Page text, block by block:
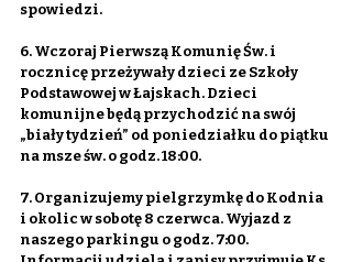
spowiedzi.
6. Wczoraj Pierwszą Komunię Św. i
rocznicę przeżywały dzieci ze Szkoły
Podstawowej w Łajskach. Dzieci
komunijne będą przychodzić na swój
„biały tydzień” od poniedziałku do piątku
na msze św. o godz. 18:00.
7. Organizujemy pielgrzymkę do Kodnia
i okolic w sobotę 8 czerwca. Wyjazd z
naszego parkingu o godz. 7:00.